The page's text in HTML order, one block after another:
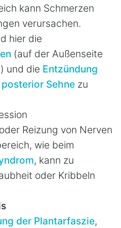
kann Schmerzen
verursachen.
hier die
(auf der Außenseite
und die Entzündung
Sehne zu
Reizung von Nerven
wie beim
, kann zu
oder Kribbeln
der Plantarfaszie,